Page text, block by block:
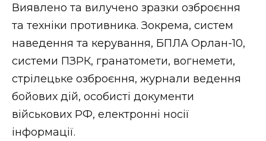
ФОТО
Виявлено та вилучено зразки озброєння
та техніки противника. Зокрема, систем
наведення та керування, БПЛА Орлан-10,
системи ПЗРК, гранатомети, вогнемети,
стрілецьке озброєння, журнали ведення
бойових дій, особисті документи
військових РФ, електронні носії
інформації.